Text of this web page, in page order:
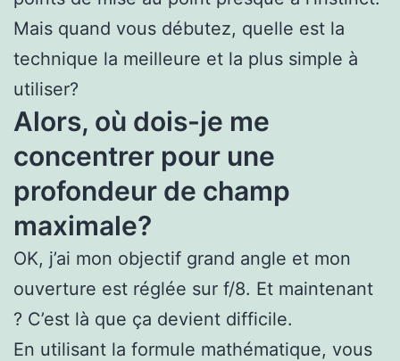
Mais quand vous débutez, quelle est la
technique la meilleure et la plus simple à
utiliser?
Alors, où dois-je me
concentrer pour une
profondeur de champ
maximale?
OK, j’ai mon objectif grand angle et mon
ouverture est réglée sur f/8. Et maintenant
? C’est là que ça devient difficile.
En utilisant la formule mathématique, vous